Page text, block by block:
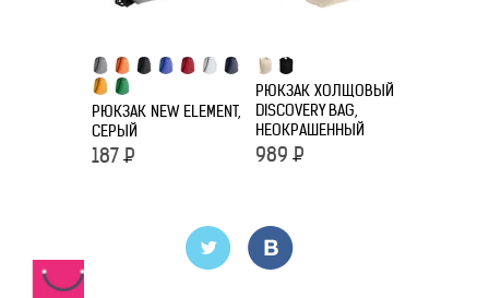
РЮКЗАК NEW ELEMENT,
СЕРЫЙ
187 Р
РЮКЗАК ХОЛЩОВЫЙ
DISCOVERY BAG,
НЕОКРАШЕННЫЙ
989 Р